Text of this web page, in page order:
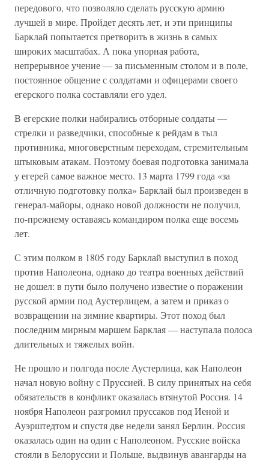
передового, что позволяло сделать русскую армию
лучшей в мире. Пройдет десять лет, и эти принципы
Барклай попытается претворить в жизнь в самых
широких масштабах. А пока упорная работа,
непрерывное учение — за письменным столом и в поле,
постоянное общение с солдатами и офицерами своего
егерского полка составляли его удел.
В егерские полки набирались отборные солдаты —
стрелки и разведчики, способные к рейдам в тыл
противника, многоверстным переходам, стремительным
штыковым атакам. Поэтому боевая подготовка занимала
у егерей самое важное место. 13 марта 1799 года «за
отличную подготовку полка» Барклай был произведен в
генерал-майоры, однако новой должности не получил,
по-прежнему оставаясь командиром полка еще восемь
лет.
С этим полком в 1805 году Барклай выступил в поход
против Наполеона, однако до театра военных действий
не дошел: в пути было получено известие о поражении
русской армии под Аустерлицем, а затем и приказ о
возвращении на зимние квартиры. Этот поход был
последним мирным маршем Барклая — наступала полоса
длительных и тяжелых войн.
Не прошло и полгода после Аустерлица, как Наполеон
начал новую войну с Пруссией. В силу принятых на себя
обязательств в конфликт оказалась втянутой Россия. 14
ноября Наполеон разгромил пруссаков под Иеной и
Ауэрштедтом и спустя две недели занял Берлин. Россия
оказалась один на один с Наполеоном. Русские войска
стояли в Белоруссии и Польше, выдвинув авангарды на